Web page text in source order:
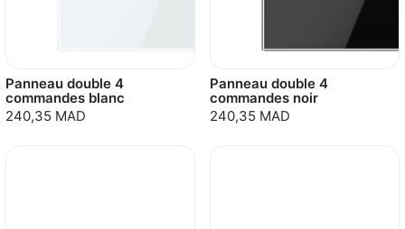
Panneau double 4
commandes blanc
240,35 MAD
Panneau double 4
commandes noir
240,35 MAD